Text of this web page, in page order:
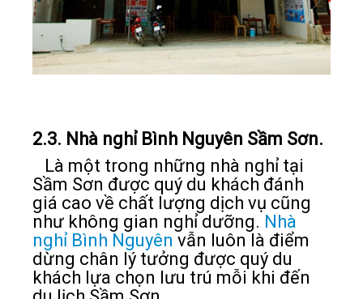
2.3. Nhà nghỉ Bình Nguyên Sầm Sơn.
Là một trong những nhà nghỉ tại
Sầm Sơn được quý du khách đánh
giá cao về chất lượng dịch vụ cũng
như không gian nghỉ dưỡng. Nhà
nghỉ Bình Nguyên vẫn luôn là điểm
dừng chân lý tưởng được quý du
khách lựa chọn lưu trú mỗi khi đến